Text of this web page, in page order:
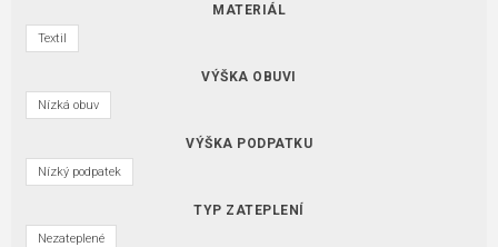
MATERIÁL
Textil
VÝŠKA OBUVI
Nízká obuv
VÝŠKA PODPATKU
Nízký podpatek
TYP ZATEPLENÍ
Nezateplené